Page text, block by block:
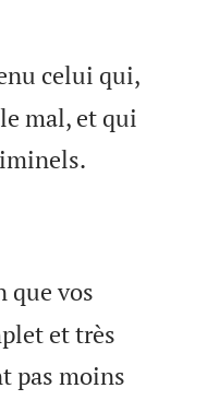
celui qui,
mal, et qui
que vos
et très
pas moins